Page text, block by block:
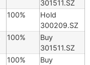
301511.SZ
100%
Hold
300209.SZ
100%
Buy
301511.SZ
100%
Buy